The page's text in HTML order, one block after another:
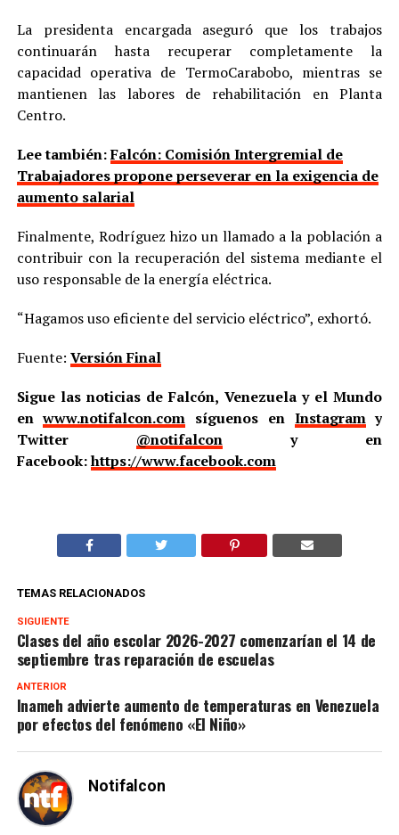
La presidenta encargada aseguró que los trabajos
continuarán hasta recuperar completamente la
capacidad operativa de TermoCarabobo, mientras se
mantienen las labores de rehabilitación en Planta
Centro.
Lee también:Falcón: Comisión Intergremial de
Trabajadores propone perseverar en la exigencia de
aumento salarial
Finalmente, Rodríguez hizo un llamado a la población a
contribuir con la recuperación del sistema mediante el
uso responsable de la energía eléctrica.
“Hagamos uso eficiente del servicio eléctrico”, exhortó.
Fuente: Versión Final
Sigue las noticias de Falcón, Venezuela y el Mundo
enwww.notifalcon.com síguenos en Instagramy
Twitter @notifalcony en
Facebook:https://www.facebook.com
TEMAS RELACIONADOS
SIGUIENTE
Clases del año escolar 2026-2027 comenzarían el 14 de
septiembre tras reparación de escuelas
ANTERIOR
Inameh advierte aumento de temperaturas en Venezuela
por efectos del fenómeno «El Niño»
Notifalcon